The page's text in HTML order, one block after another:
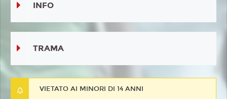
INFO
TRAMA
VIETATO AI MINORI DI 14 ANNI